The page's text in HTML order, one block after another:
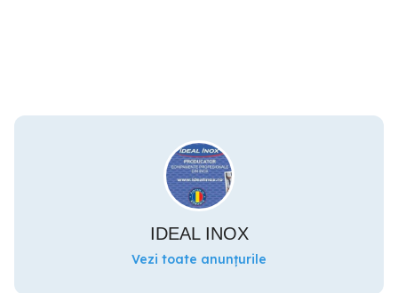
IDEAL INOX
Vezi toate anunțurile